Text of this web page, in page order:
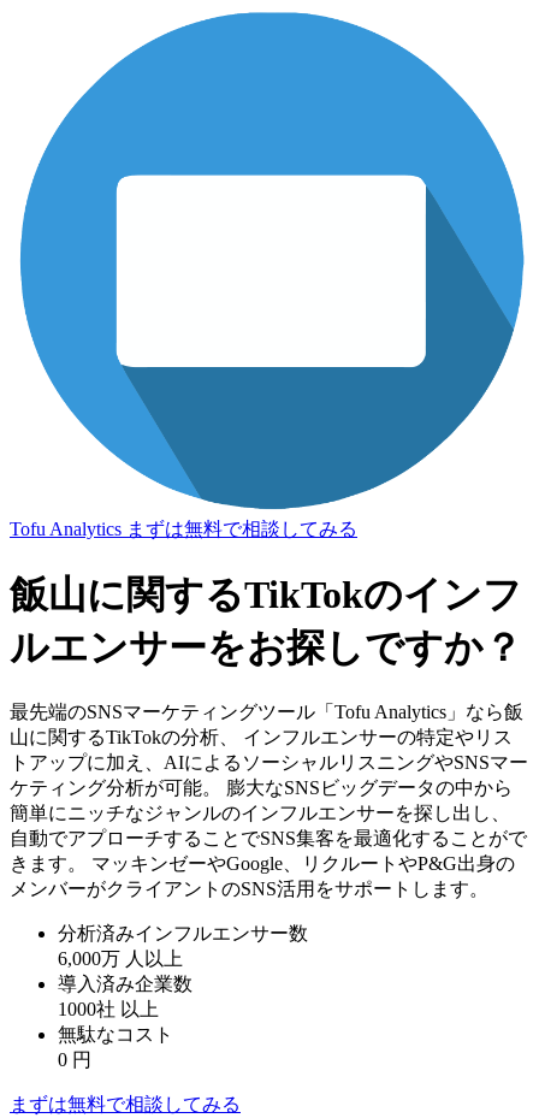
Tofu Analytics まずは無料で相談してみる
飯山に関するTikTokのインフ
ルエンサーをお探しですか？
最先端のSNSマーケティングツール「Tofu Analytics」なら飯
山に関するTikTokの分析、 インフルエンサーの特定やリス
トアップに加え、AIによるソーシャルリスニングやSNSマー
ケティング分析が可能。 膨大なSNSビッグデータの中から
簡単にニッチなジャンルのインフルエンサーを探し出し、
自動でアプローチすることでSNS集客を最適化することがで
きます。 マッキンゼーやGoogle、リクルートやP&G出身の
メンバーがクライアントのSNS活用をサポートします。
分析済みインフルエンサー数
6,000万 人以上
導入済み企業数
1000社 以上
無駄なコスト
0 円
まずは無料で相談してみる